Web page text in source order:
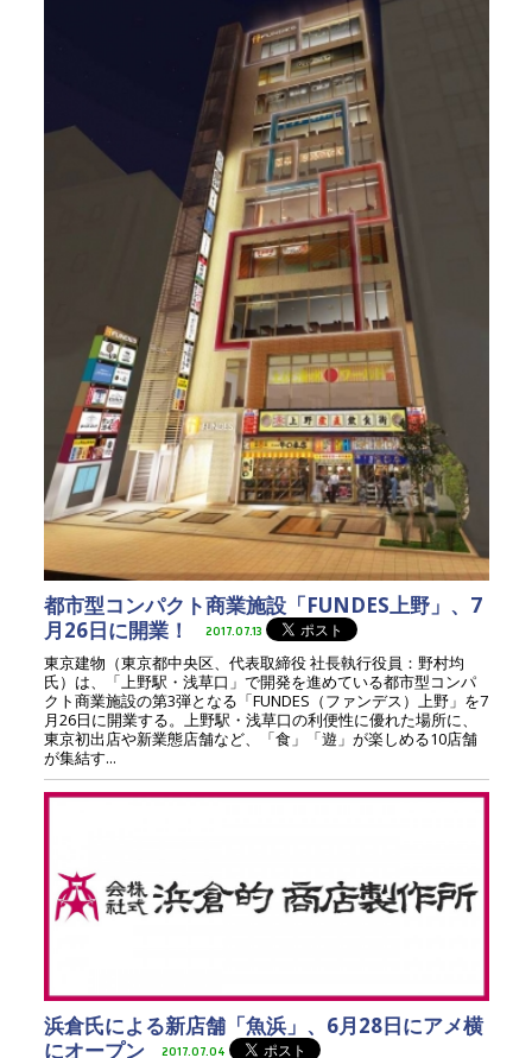
都市型コンパクト商業施設「FUNDES上野」、7
月26日に開業！
2017.07.13
東京建物（東京都中央区、代表取締役 社長執行役員：野村均
氏）は、「上野駅・浅草口」で開発を進めている都市型コンパ
クト商業施設の第3弾となる「FUNDES（ファンデス）上野」を7
月26日に開業する。上野駅・浅草口の利便性に優れた場所に、
東京初出店や新業態店舗など、「食」「遊」が楽しめる10店舗
が集結す...
浜倉氏による新店舗「魚浜」、6月28日にアメ横
にオープン
2017.07.04